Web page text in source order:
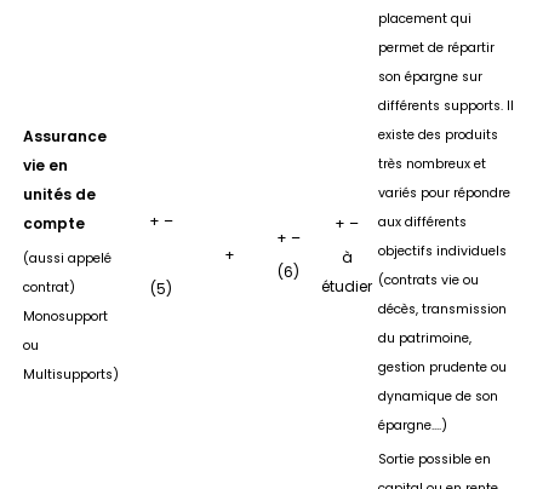
Assurance
vie en
unités de
compte
(aussi appelé
contrat)
Monosupport
ou
Multisupports)
+ –
(5)
+
+ –
(6)
+ –
à
étudier
placement qui
permet de répartir
son épargne sur
différents supports. Il
existe des produits
très nombreux et
variés pour répondre
aux différents
objectifs individuels
(contrats vie ou
décès, transmission
du patrimoine,
gestion prudente ou
dynamique de son
épargne….)
Sortie possible en